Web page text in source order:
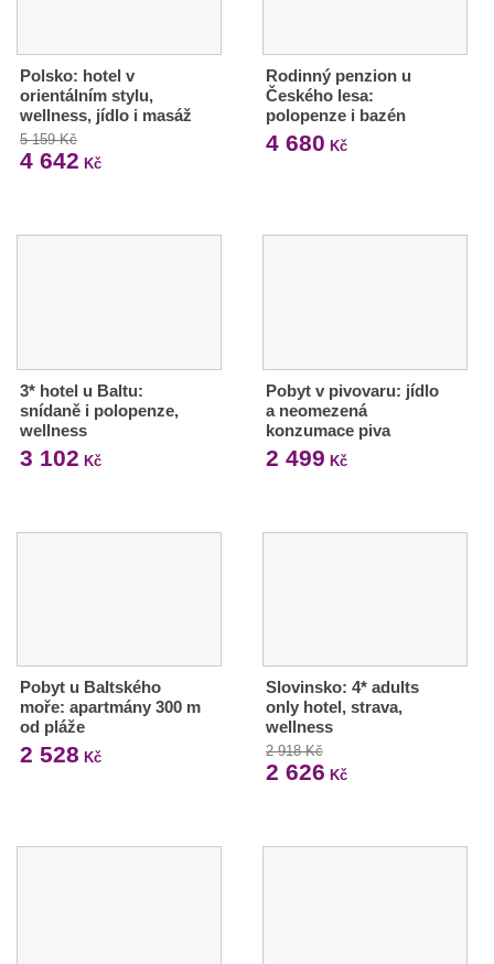
Polsko: hotel v
orientálním stylu,
wellness, jídlo i masáž
5 159 Kč
4 642 Kč
Rodinný penzion u
Českého lesa:
polopenze i bazén
4 680 Kč
3* hotel u Baltu:
snídaně i polopenze,
wellness
3 102 Kč
Pobyt v pivovaru: jídlo
a neomezená
konzumace piva
2 499 Kč
Pobyt u Baltského
moře: apartmány 300 m
od pláže
2 528 Kč
Slovinsko: 4* adults
only hotel, strava,
wellness
2 918 Kč
2 626 Kč